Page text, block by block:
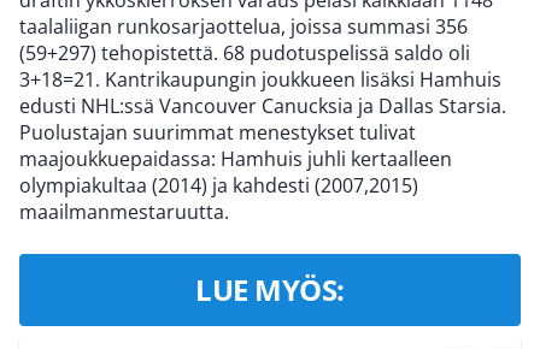
taalaliigan runkosarjaottelua, joissa summasi 356
(59+297) tehopistettä. 68 pudotuspelissä saldo oli
3+18=21. Kantrikaupungin joukkueen lisäksi Hamhuis
edusti NHL:ssä Vancouver Canucksia ja Dallas Starsia.
Puolustajan suurimmat menestykset tulivat
maajoukkuepaidassa: Hamhuis juhli kertaalleen
olympiakultaa (2014) ja kahdesti (2007,2015)
maailmanmestaruutta.
LUE MYÖS: